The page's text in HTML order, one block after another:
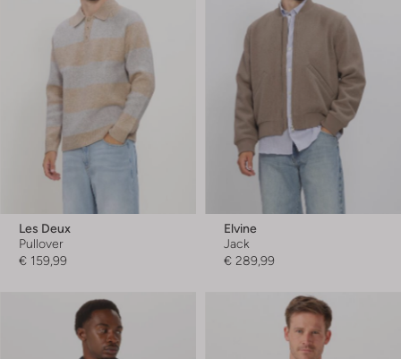
Les Deux
Pullover
€ 159,99
Elvine
Jack
€ 289,99